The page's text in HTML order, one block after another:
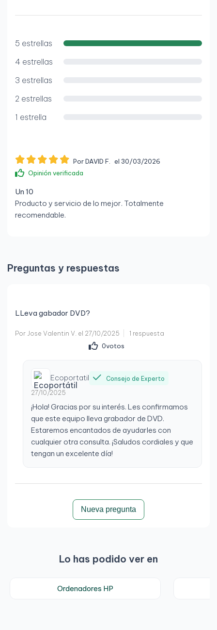
5 estrellas
4 estrellas
3 estrellas
2 estrellas
1 estrella
Por DAVID F.
el 30/03/2026
Opinión verificada
Un 10
Producto y servicio de lo mejor. Totalmente
recomendable.
Preguntas y respuestas
LLeva gabador DVD?
Por Jose Valentin V. el 27/10/2025
1 respuesta
0votos
Ecoportatil Consejo de Experto
27/10/2025
¡Hola! Gracias por su interés. Les confirmamos
que este equipo lleva grabador de DVD.
Estaremos encantados de ayudarles con
cualquier otra consulta. ¡Saludos cordiales y que
tengan un excelente día!
Nueva pregunta
Lo has podido ver en
Ordenadores HP